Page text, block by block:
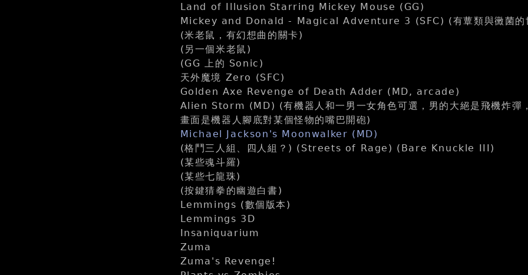
Land of Illusion Starring Mickey Mouse (GG)
Mickey and Donald - Magical Adventure 3 (SFC) (有蕈類與黴菌的
(米老鼠，有幻想曲的關卡)
(另一個米老鼠)
(GG 上的 Sonic)
天外魔境 Zero (SFC)
Golden Axe Revenge of Death Adder (MD, arcade)
Alien Storm (MD) (有機器人和一男一女角色可選，男的大絕是飛機炸彈
畫面是機器人腳底對某個怪物的嘴巴開砲)
Michael Jackson's Moonwalker (MD)
(格鬥三人組、四人組？) (Streets of Rage) (Bare Knuckle III)
(某些魂斗羅)
(某些七龍珠)
(按鍵猜拳的幽遊白書)
Lemmings (數個版本)
Lemmings 3D
Insaniquarium
Zuma
Zuma's Revenge!